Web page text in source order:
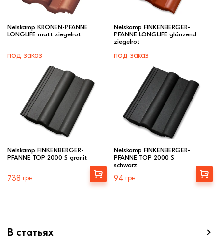
Nelskamp KRONEN-PFANNE
LONGLIFE matt ziegelrot
под заказ
Nelskamp FINKENBERGER-
PFANNE LONGLIFE glänzend
ziegelrot
под заказ
Nelskamp FINKENBERGER-
PFANNE TOP 2000 S granit
738 грн
Выбрать
Nelskamp FINKENBERGER-
PFANNE TOP 2000 S
schwarz
94 грн
Выбрать
В статьях